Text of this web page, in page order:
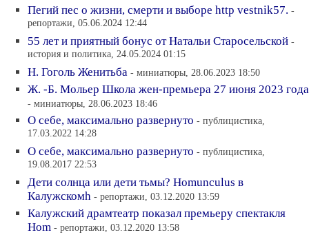
Пегий пес о жизни, смерти и выборе http vestnik57. -
репортажи, 05.06.2024 12:44
55 лет и приятный бонус от Натальи Старосельской -
история и политика, 24.05.2024 01:15
Н. Гоголь Женитьба - миниатюры, 28.06.2023 18:50
Ж. -Б. Мольер Школа жен-премьера 27 июня 2023 года
- миниатюры, 28.06.2023 18:46
О себе, максимально развернуто - публицистика,
17.03.2022 14:28
О себе, максимально развернуто - публицистика,
19.08.2017 22:53
Дети солнца или дети тьмы? Homunculus в
Калужскомh - репортажи, 03.12.2020 13:59
Калужский драмтеатр показал премьеру спектакля
Hom - репортажи, 03.12.2020 13:58